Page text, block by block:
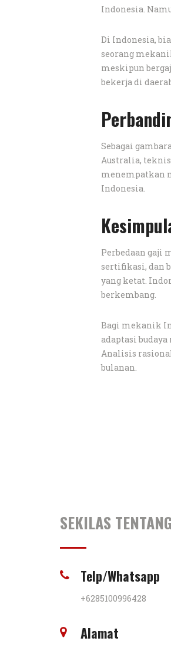
Indonesia.
Di Indonesia,
seorang
meskipun
bekerja di
Sebagai
Australia,
menempatkan
Indonesia.
Perbedaan gaji
sertifikasi, dan
yang ketat.
berkembang.
Bagi mekanik
adaptasi
Analisis
bulanan.
SEKILAS
Telp/Whatsapp
+6285100996428
Alamat